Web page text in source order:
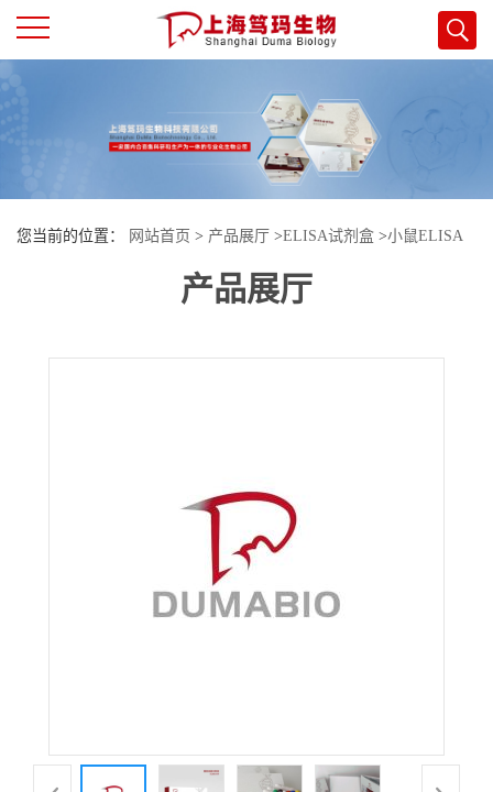
页
司
您当前的位置： 网站首页 > 产品展厅 >ELISA试剂盒 >小鼠ELISA
小鼠（Mouse）半胱氨酸（Cys）ELISA检测试剂盒
产品展厅